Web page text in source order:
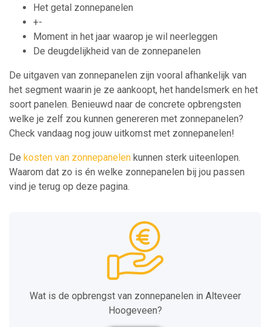
Het getal zonnepanelen
+-
Moment in het jaar waarop je wil neerleggen
De deugdelijkheid van de zonnepanelen
De uitgaven van zonnepanelen zijn vooral afhankelijk van
het segment waarin je ze aankoopt, het handelsmerk en het
soort panelen. Benieuwd naar de concrete opbrengsten
welke je zelf zou kunnen genereren met zonnepanelen?
Check vandaag nog jouw uitkomst met zonnepanelen!
De kosten van zonnepanelen kunnen sterk uiteenlopen.
Waarom dat zo is én welke zonnepanelen bij jou passen
vind je terug op deze pagina.
Wat is de opbrengst van zonnepanelen in Alteveer
Hoogeveen?